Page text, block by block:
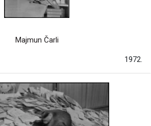
Majmun Čarli
1972.